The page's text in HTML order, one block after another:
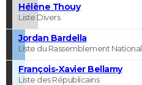
Hélène Thouy
Liste Divers
Jordan Bardella
Liste du Rassemblement National
François-Xavier Bellamy
Liste des Républicains